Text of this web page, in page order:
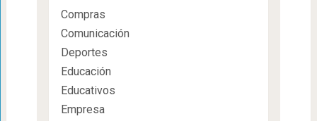
Compras
Comunicación
Deportes
Educación
Educativos
Empresa